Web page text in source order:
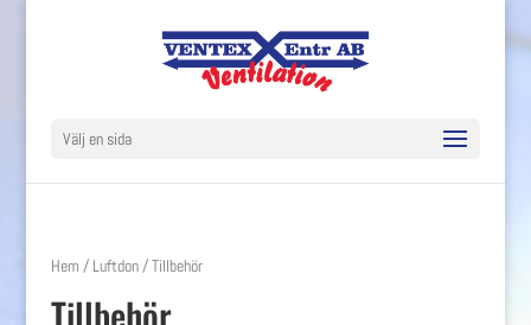
Välj en sida
Hem / Luftdon/ Tillbehör